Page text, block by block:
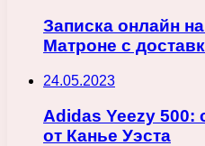
Записка онлайн
Матроне с
24.05.2023
Adidas Yeezy 500:
от Канье Уэста